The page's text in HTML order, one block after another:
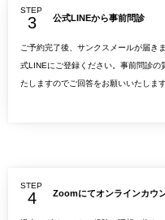
STEP
公式LINEから事前問診
ご予約完了後、サンクスメールが届き
式LINEにご登録ください。事前問診
たしますのでご回答をお願いいたします
STEP
Zoomにてオンラインカウ